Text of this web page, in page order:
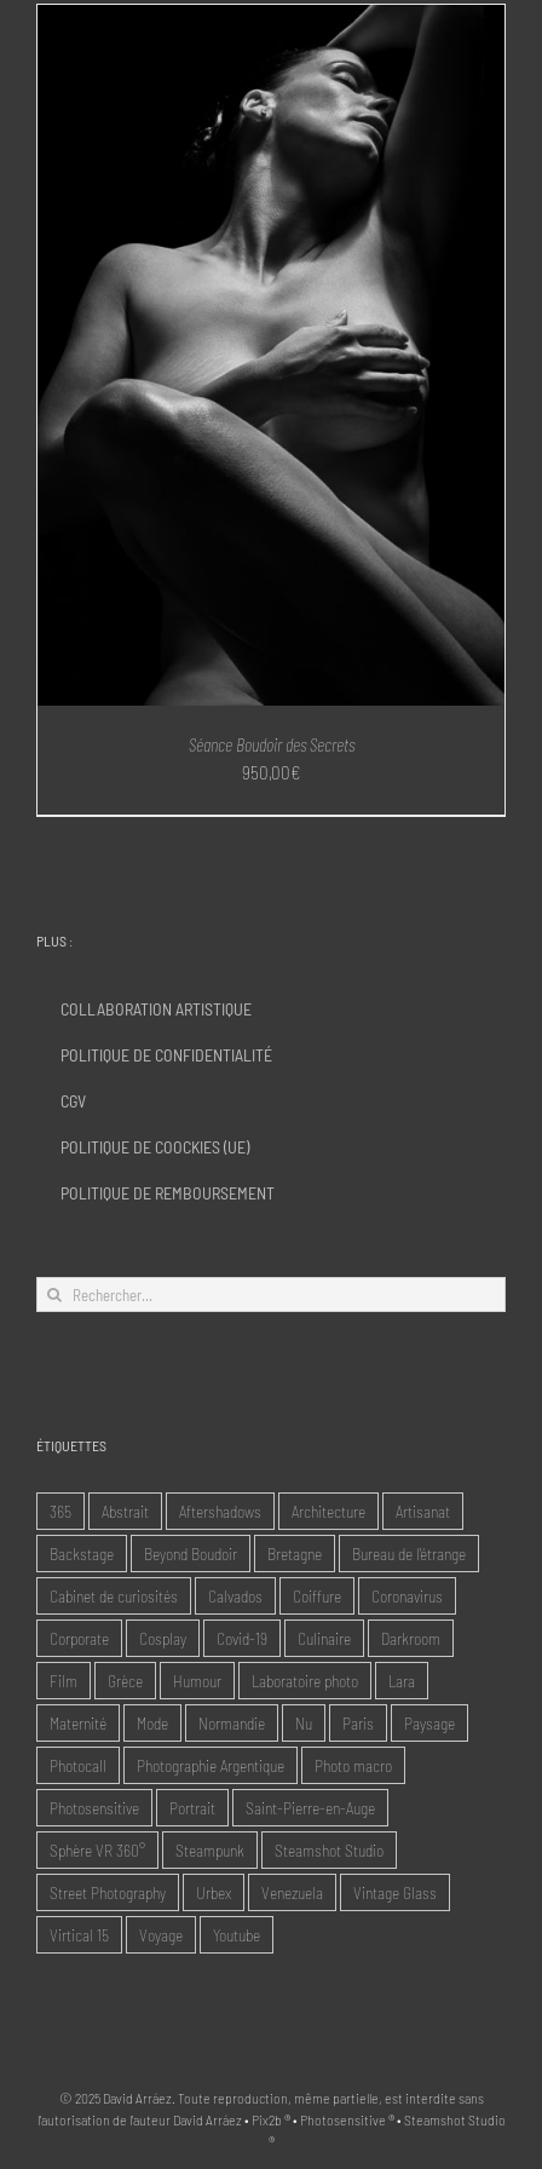
Séance Boudoir des Secrets
950,00€
PLUS :
COLLABORATION ARTISTIQUE
POLITIQUE DE CONFIDENTIALITÉ
CGV
POLITIQUE DE COOCKIES (UE)
POLITIQUE DE REMBOURSEMENT
Rechercher:
ÉTIQUETTES
365 Abstrait Aftershadows Architecture Artisanat
Backstage Beyond Boudoir Bretagne Bureau de l'étrange
Cabinet de curiosités Calvados Coiffure Coronavirus
Corporate Cosplay Covid-19 Culinaire Darkroom
Film Grèce Humour Laboratoire photo Lara
Maternité Mode Normandie Nu Paris Paysage
Photocall Photographie Argentique Photo macro
Photosensitive Portrait Saint-Pierre-en-Auge
Sphère VR 360° Steampunk Steamshot Studio
Street Photography Urbex Venezuela Vintage Glass
Virtical 15 Voyage Youtube
© 2025 David Arráez. Toute reproduction, même partielle, est interdite sans
l'autorisation de l'auteur David Arráez • Pix2b ® • Photosensitive ® • Steamshot Studio
®